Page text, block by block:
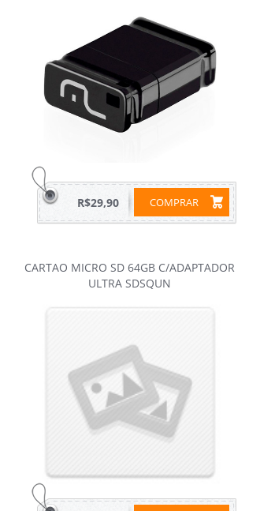
COMPRAR
R$29,90
CARTAO MICRO SD 64GB C/ADAPTADOR
ULTRA SDSQUN